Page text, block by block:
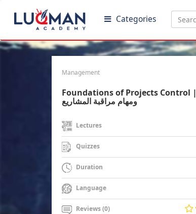
Categories
Management
Foundations of Projects Control | أسس
ومهام مراقبة المشاريع
Lectures
Quizzes
Duration
Language
Reviews (0)